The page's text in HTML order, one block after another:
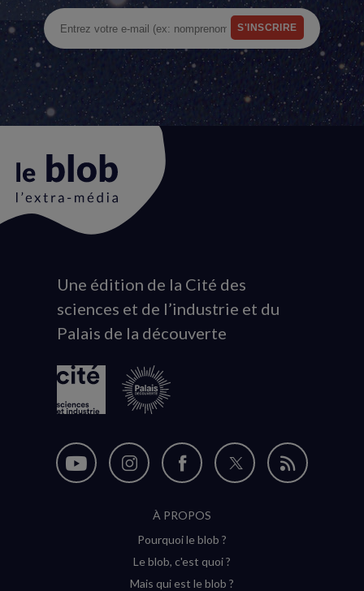
Animation
du
logo
Une édition de la Cité des
sciences et de l’industrie et du
Palais de la découverte
Nous
Nous
Instagram
(nouvelle
Nous
sur
Facebook
(nouvelle
Nous
Flux
À PROPOS
Pourquoi le blob ?
Le blob, c'est quoi ?
Mais qui est le blob ?